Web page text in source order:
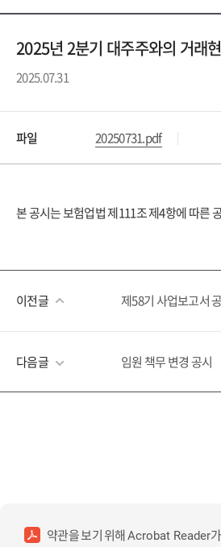
2025년 2분기 대주주와의 거래
2025.07.31
파일 20250731.pdf
본 공시는 보험업법 제111조 제4항에 따른
이전글 제58기 사업보고서
다음글 임원 책무 변경 공시
약관을 보기 위해Acrobat Reader